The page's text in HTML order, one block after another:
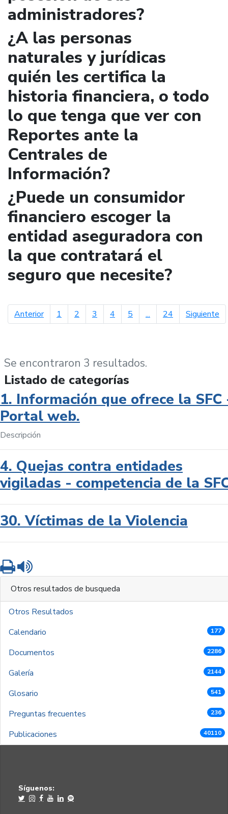
administradores?
¿A las personas
naturales y jurídicas
quién les certifica la
historia financiera, o todo
lo que tenga que ver con
Reportes ante la
Centrales de
Información?
¿Puede un consumidor
financiero escoger la
entidad aseguradora con
la que contratará el
seguro que necesite?
Anteriorpágina anterior
1 2 3 4 5 ... 24 Siguiente
Se encontraron 3 resultados.
Listado de categorías
1. Información que ofrece la SFC
Portal web.
Descripción
4. Quejas contra entidades
vigiladas - competencia de la
30. Víctimas de la Violencia
Imprimir
Otros resultados de busqueda
Otros Resultados
Calendario
177
Documentos 2286
Galería 2144
Glosario 541
Preguntas frecuentes 236
Publicaciones 40110
Síguenos: